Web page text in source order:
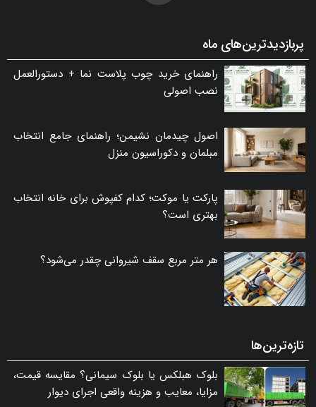
پربازدیدترین‌های ماه
راهنمای خرید چوب پلاست نما + دستورالعمل
نصب اصولی
اصول چیدمان نشیمن؛ راهنمای جامع انتخاب
مبلمان و دکوراسیون منزل
پارکت یا موکت؛ کدام کفپوش برای خانه انتخاب
بهتری است؟
هر متر مربع سقف شیروانی چقدر می‌شود؟
تازه‌ترین‌ها
بلوک هبلکس یا بلوک سیمانی؟ مقایسه قیمت،
مزایا، معایب و هزینه واقعی اجرای دیوار